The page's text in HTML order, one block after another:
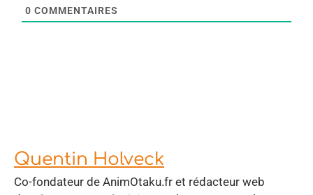
0 COMMENTAIRES
Quentin Holveck
Co-fondateur de AnimOtaku.fr et rédacteur web